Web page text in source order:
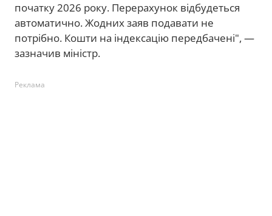
початку 2026 року. Перерахунок відбудеться
автоматично. Жодних заяв подавати не
потрібно. Кошти на індексацію передбачені", —
зазначив міністр.
Реклама